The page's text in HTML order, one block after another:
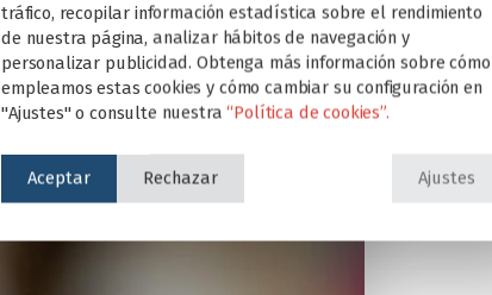
tráfico, recopilar información estadística sobre el rendimiento
de nuestra página, analizar hábitos de navegación y
personalizar publicidad. Obtenga más información sobre cómo
empleamos estas cookies y cómo cambiar su configuración en
"Ajustes" o consulte nuestra“Política de cookies”.
Aceptar Rechazar Ajustes